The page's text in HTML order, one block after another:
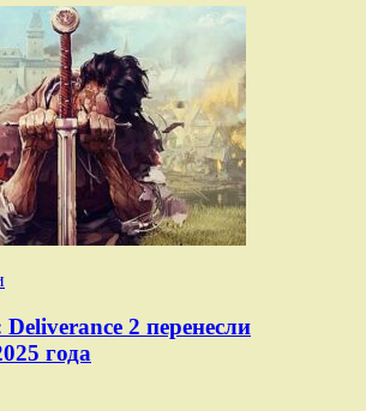
2 перенесли
года